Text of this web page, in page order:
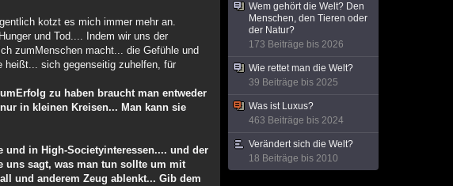
kotzt es mich immer mehr an.
und Tod.... Indem wir uns der
zumMenschen macht... die Gefühle und
heißt... sich gegenseitig zuhelfen, für
zu haben braucht man entweder
in kleinen Kreisen... Man kann sie
und in High-Societyinteressen.... und der
uns sagt, was man tun sollte um mit
und anderem Zeug ablenkt... Gib dem
Wem gehört die Welt? Den
Menschen, den Tieren oder
der Natur?
173 Beiträge bis 2026
Wie rettet man die Welt?
39 Beiträge bis 2025
Was ist Luxus?
463 Beiträge bis 2024
Verändert sich die Welt?
18 Beiträge bis 2010